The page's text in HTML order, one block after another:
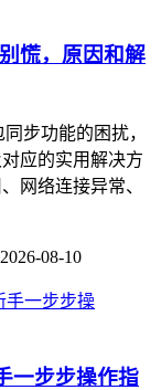
慌，原因和解
步功能的困扰，
应的实用解决方
网络连接异常、
2026-08-10
一步步操作指